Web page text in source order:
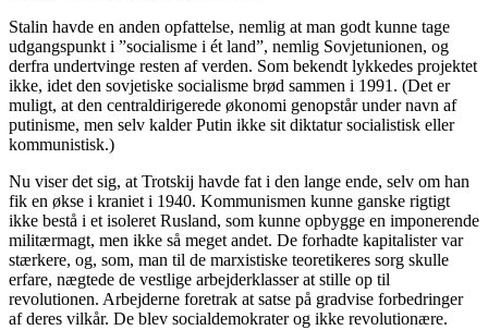
Stalin havde en anden opfattelse, nemlig at man godt kunne tage
udgangspunkt i ”socialisme i ét land”, nemlig Sovjetunionen, og
derfra undertvinge resten af verden. Som bekendt lykkedes projektet
ikke, idet den sovjetiske socialisme brød sammen i 1991. (Det er
muligt, at den centraldirigerede økonomi genopstår under navn af
putinisme, men selv kalder Putin ikke sit diktatur socialistisk eller
kommunistisk.)
Nu viser det sig, at Trotskij havde fat i den lange ende, selv om han
fik en økse i kraniet i 1940. Kommunismen kunne ganske rigtigt
ikke bestå i et isoleret Rusland, som kunne opbygge en imponerende
militærmagt, men ikke så meget andet. De forhadte kapitalister var
stærkere, og, som, man til de marxistiske teoretikeres sorg skulle
erfare, nægtede de vestlige arbejderklasser at stille op til
revolutionen. Arbejderne foretrak at satse på gradvise forbedringer
af deres vilkår. De blev socialdemokrater og ikke revolutionære.